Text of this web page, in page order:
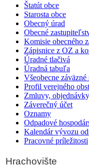
Štatút obce
Starosta obce
Obecný úrad
Obecné
Komisie obecného
Zápisnice z OZ a
Úradné tlačivá
Úradná tabuľa
Všeobecne záväzné
Profil verejného
Zmluvy,
Záverečný účet
Oznamy
Odpadové
Kalendár vývozu
Pracovné príležitosti